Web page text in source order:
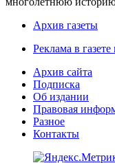
Архив газеты
Реклама в газете
Архив сайта
Подписка
Об издании
Правовая
Разное
Контакты